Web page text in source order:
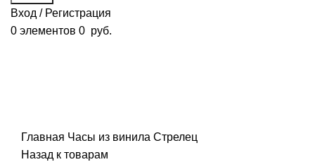
Вход / Регистрация
0 элементов 0 руб.
Главная Часы из винила Стрелец
Назад к товарам